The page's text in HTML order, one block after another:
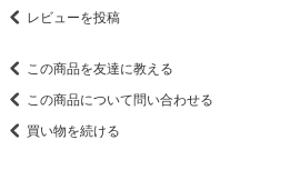
レビューを投稿
この商品を友達に教える
この商品について問い合わせる
買い物を続ける